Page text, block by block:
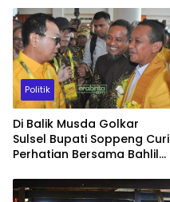
Politik
Di Balik Musda Golkar
Sulsel Bupati Soppeng Curi
Perhatian Bersama Bahlil